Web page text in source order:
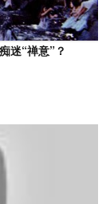
迷“禅意”？